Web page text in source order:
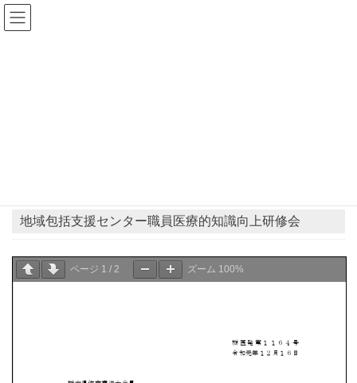
コ
ン
ナ
ビ
地域包括支援センター職員医療的知識向上研修会
ページ 1 / 2 ズーム 100%